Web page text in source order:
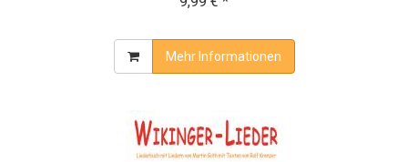
Mehr Informationen